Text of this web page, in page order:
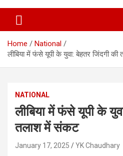
Chatiankh
Home
National
लीबिया में फंसे यूपी के युवा: बेहतर जिंदगी
NATIONAL
लीबिया में फंसे यूपी के
तलाश में संकट
January 17, 2025 YK Chaudhary